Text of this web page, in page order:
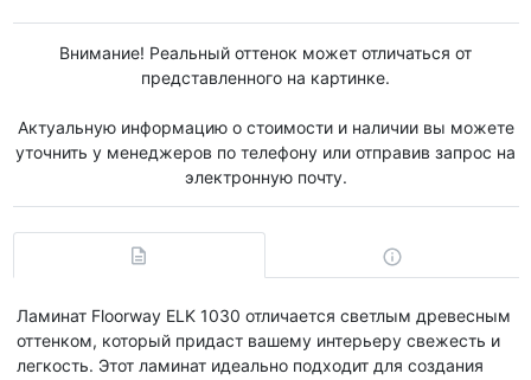
Внимание! Реальный оттенок может отличаться от
представленного на картинке.
Актуальную информацию о стоимости и наличии вы можете
уточнить у менеджеров по телефону или отправив запрос на
электронную почту.
Ламинат Floorway ELK 1030 отличается светлым древесным
оттенком, который придаст вашему интерьеру свежесть и
легкость. Этот ламинат идеально подходит для создания